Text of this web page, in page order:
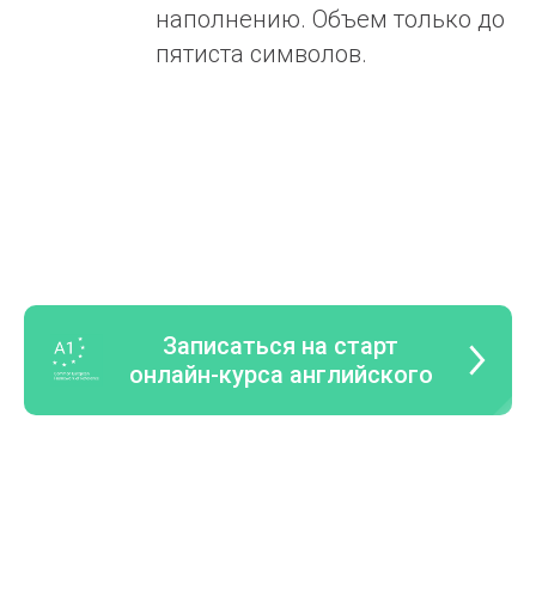
наполнению. Объем только до
пятиста символов.
Записаться на старт
онлайн-курса английского